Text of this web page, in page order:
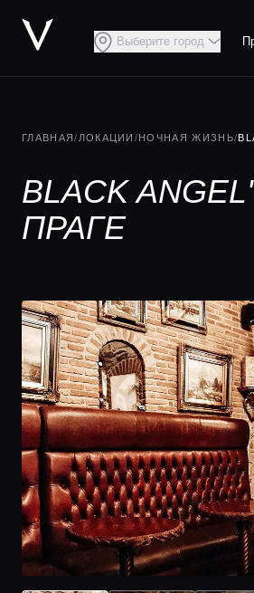
Выберите город
ГЛАВНАЯ/ ЛОКАЦИИ /НОЧНАЯ ЖИЗНЬ/
BLACK
ПРАГЕ